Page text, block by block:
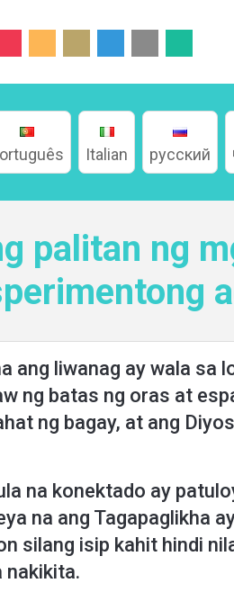
Italian русский
palitan ng
ang liwanag ay wala sa
ng batas ng oras at
ng bagay, at ang
na konektado ay
na ang Tagapaglikha
silang isip kahit hindi
nakikita.